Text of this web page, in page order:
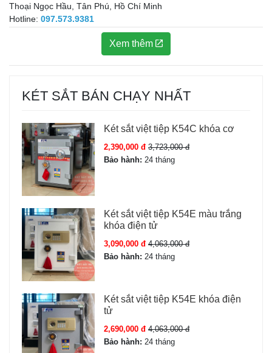
Thoại Ngọc Hầu, Tân Phú, Hồ Chí Minh
Hotline: 097.573.9381
Xem thêm
KÉT SẮT BÁN CHẠY NHẤT
Két sắt việt tiệp K54C khóa cơ
2,390,000 đ 3,723,000 đ
Bảo hành: 24 tháng
Két sắt việt tiệp K54E màu trắng
khóa điện tử
3,090,000 đ 4,063,000 đ
Bảo hành: 24 tháng
Két sắt việt tiệp K54E khóa điện
tử
2,690,000 đ 4,063,000 đ
Bảo hành: 24 tháng